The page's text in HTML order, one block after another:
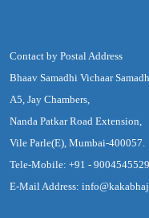
Contact by Postal Address
Bhaav Samadhi Vichaar
A5, Jay Chambers,
Nanda Patkar Road Extension,
Vile Parle(E), Mumbai-400057.
Tele-Mobile: +91 - 9004545529
E-Mail Address: